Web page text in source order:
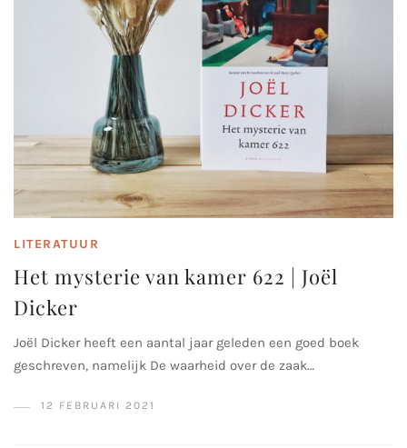
LITERATUUR
Het mysterie van kamer 622 | Joël
Dicker
Joël Dicker heeft een aantal jaar geleden een goed boek
geschreven, namelijk De waarheid over de zaak…
12 FEBRUARI 2021